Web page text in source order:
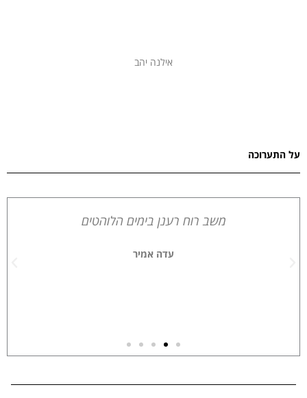
אילנה יהב
על התערוכה
משב רוח רענן בימים הלוהטים
עדה אמיר